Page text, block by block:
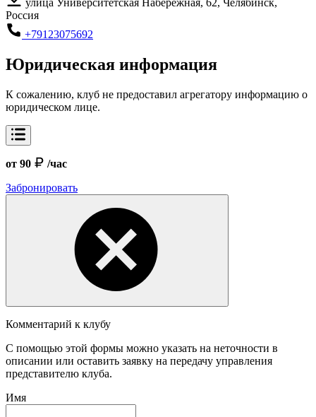
улица Университетская Набережная, 62, Челябинск,
Россия
+79123075692
Юридическая информация
К сожалению, клуб не предоставил агрегатору информацию о
юридическом лице.
от 90
/час
Забронировать
Комментарий к клубу
С помощью этой формы можно указать на неточности в
описании или оставить заявку на передачу управления
представителю клуба.
Имя